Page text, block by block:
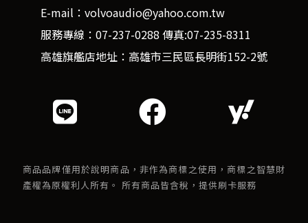
E-mail：volvoaudio@yahoo.com.tw
服務專線：07-237-0288 傳真:07-235-8311
高雄旗艦店地址：高雄市三民區長明街152-2號
商品品牌僅用於說明商品，非作為商標之使用，商標之智慧財
產權為原權利人所有。 所有商品皆含稅，提供刷卡服務